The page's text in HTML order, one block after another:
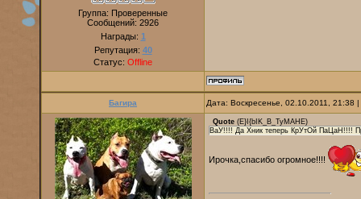
Группа: Проверенные
Сообщений: 2926
Награды: 1
Репутация: 40
Статус: Offline
Багира Дата: Воскресенье, 02.10.2011,
Quote (E}I{bIK_B_TyMAHE)
ВаУ!!!! Да Хник теперь КрУтОй ПаЦаН!!!!
Ирочка,спасибо огромное!!!!